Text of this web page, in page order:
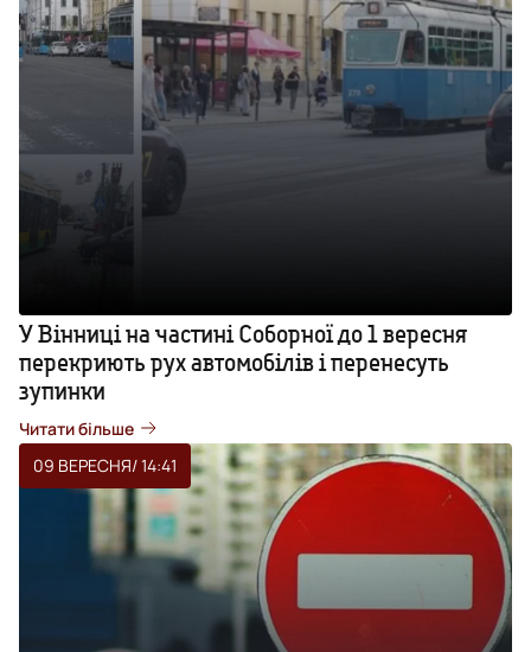
У Вінниці на частині Соборної до 1 вересня
перекриють рух автомобілів і перенесуть
зупинки
Читати більше
09 ВЕРЕСНЯ/ 14:41